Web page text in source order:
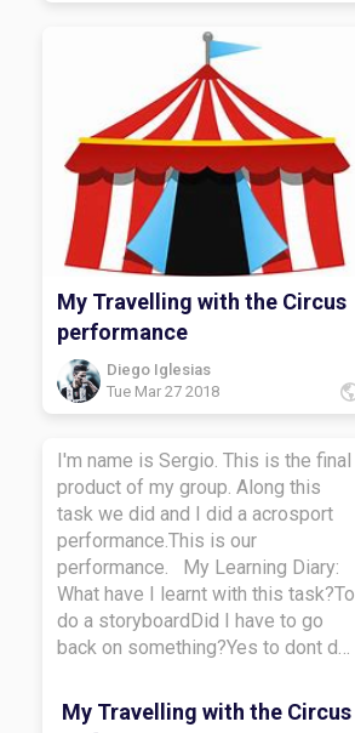
My Travelling with the Circus
performance
Diego Iglesias
Tue Mar 27 2018
I'm name is Sergio. This is the final
product of my group. Along this
task we did and I did a acrosport
performance.This is our
performance. My Learning Diary:
What have I learnt with this task?To
do a storyboardDid I have to go
back on something?Yes to dont do
task?i learn to do a learning
diaryWhat do I want to learn more
My Travelling with the Circus